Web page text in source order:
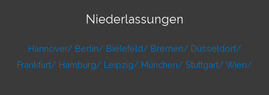
Niederlassungen
Hannover/ Berlin/ Bielefeld/ Bremen/ Düsseldorf/
Frankfurt/ Hamburg/ Leipzig/ München/ Stuttgart/ Wien/